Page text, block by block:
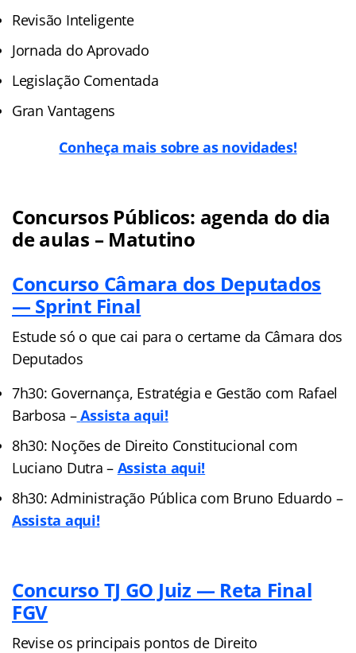
Revisão Inteligente
Jornada do Aprovado
Legislação Comentada
Gran Vantagens
Conheça mais sobre as novidades!
Concursos Públicos: agenda do dia
de aulas – Matutino
Concurso Câmara dos Deputados
— Sprint Final
Estude só o que cai para o certame da Câmara dos
Deputados
7h30: Governança, Estratégia e Gestão com Rafael
Barbosa –Assista aqui!
8h30: Noções de Direito Constitucional com
Luciano Dutra – Assista aqui!
8h30: Administração Pública com Bruno Eduardo –
Assista aqui!
Concurso TJ GO Juiz — Reta Final
FGV
Revise os principais pontos de Direito